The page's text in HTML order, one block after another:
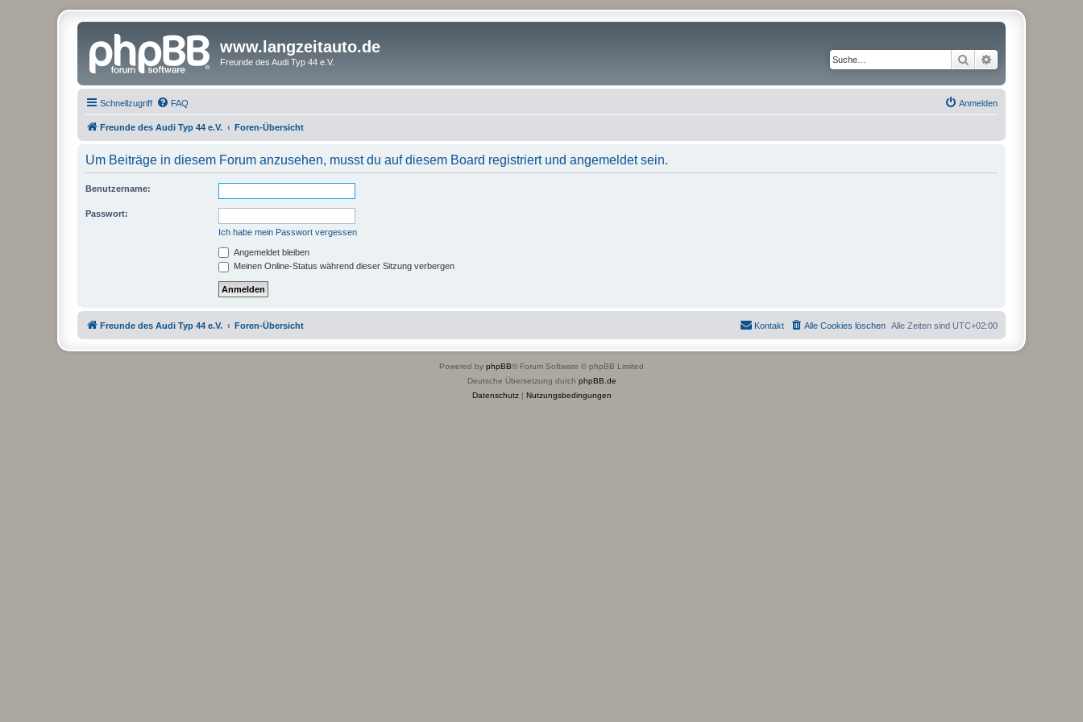
www.langzeitauto.de
Freunde des Audi Typ 44 e.V. Suche
Schnellzugriff FAQ Anmelden
Freunde des Audi Typ 44 e.V. Foren-Übersicht
Um Beiträge in diesem Forum anzusehen, musst du auf diesem Board registriert und angemeldet sein.
Benutzername:
Passwort:
Ich habe mein Passwort vergessen
Angemeldet bleiben
Meinen Online-Status während dieser Sitzung verbergen
Freunde des Audi Typ 44 e.V. Foren-Übersicht Alle Zeiten sind UTC+02:00
Alle Cookies löschen
Kontakt
Powered by phpBB® Forum Software © phpBB Limited
Deutsche Übersetzung durch phpBB.de
Datenschutz| Nutzungsbedingungen